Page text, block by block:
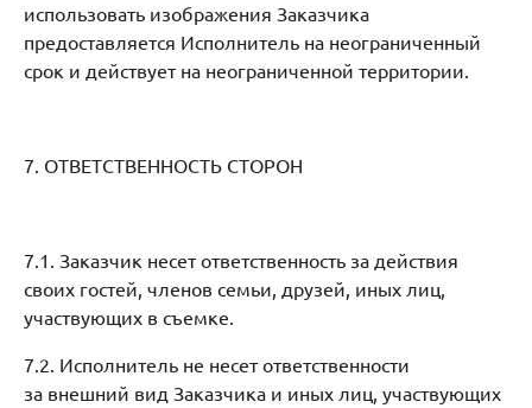
использовать изображения Заказчика
предоставляется Исполнитель на неограниченный
срок и действует на неограниченной территории.
7. ОТВЕТСТВЕННОСТЬ СТОРОН
7.1. Заказчик несет ответственность за действия
своих гостей, членов семьи, друзей, иных лиц,
участвующих в съемке.
7.2. Исполнитель не несет ответственности
за внешний вид Заказчика и иных лиц, участвующих